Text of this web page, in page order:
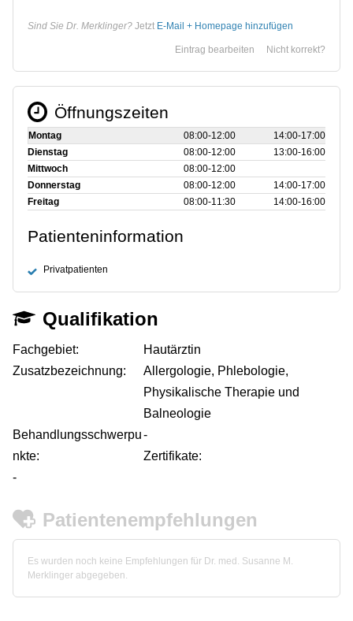
Sind Sie Dr. Merklinger? Jetzt E-Mail + Homepage hinzufügen
Nicht korrekt?
Eintrag bearbeiten
Öffnungszeiten
Montag 08:00‑12:00
14:00‑17:00
Dienstag
08:00‑12:00
13:00‑16:00
Mittwoch
08:00‑12:00
Donnerstag
08:00‑12:00
14:00‑17:00
Freitag
08:00‑11:30 14:00‑16:00
Patienteninformation
Privatpatienten
Qualifikation
Fachgebiet:
Hautärztin
Zusatzbezeichnung:
Allergologie, Phlebologie,
Physikalische Therapie und
Balneologie
Behandlungsschwerpu
nkte:
-
Zertifikate:
-
Patientenempfehlungen
Es wurden noch keine Empfehlungen für Dr. med. Susanne M.
Merklinger abgegeben.